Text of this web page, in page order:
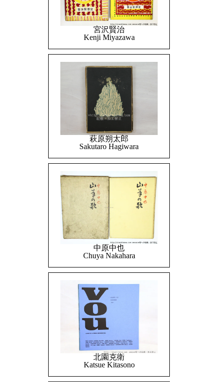
宮沢賢治
Kenji Miyazawa
萩原朔太郎
Sakutaro Hagiwara
中原中也
Chuya Nakahara
北園克衛
Katsue Kitasono